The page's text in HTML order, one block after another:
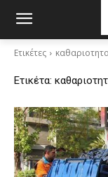
Ετικέτες
Ετικέτα: